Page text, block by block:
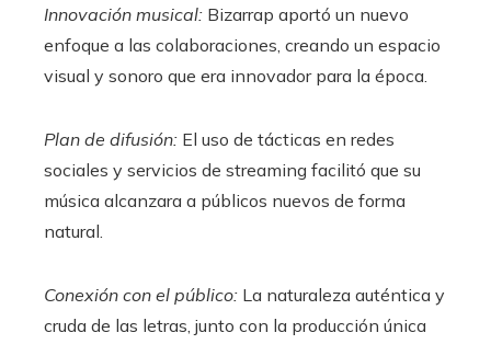
Innovación musical: Bizarrap aportó un nuevo
enfoque a las colaboraciones, creando un espacio
visual y sonoro que era innovador para la época.
Plan de difusión: El uso de tácticas en redes
sociales y servicios de streaming facilitó que su
música alcanzara a públicos nuevos de forma
natural.
Conexión con el público: La naturaleza auténtica y
cruda de las letras, junto con la producción única